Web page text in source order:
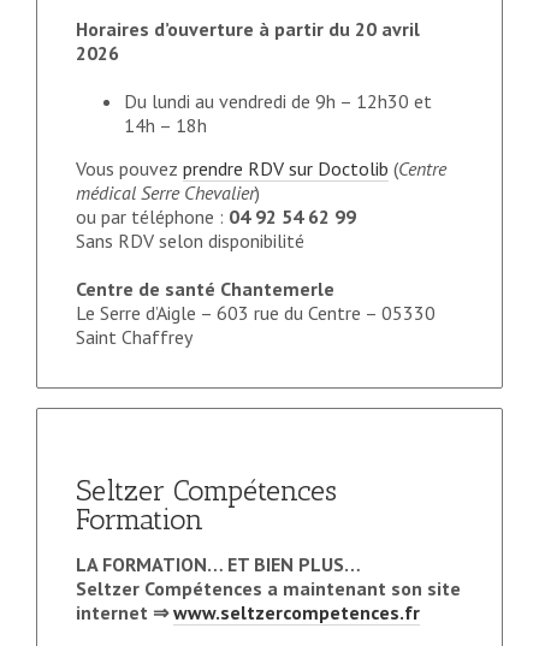
Horaires d’ouverture à partir du 20 avril
2026
Du lundi au vendredi de 9h – 12h30 et
14h – 18h
Vous pouvez prendre RDV sur Doctolib (Centre
médical Serre Chevalier)
ou par téléphone : 04 92 54 62 99
Sans RDV selon disponibilité
Centre de santé Chantemerle
Le Serre d’Aigle – 603 rue du Centre – 05330
Saint Chaffrey
Seltzer Compétences
Formation
LA FORMATION… ET BIEN PLUS…
Seltzer Compétences a maintenant son site
internet ⇒www.seltzercompetences.fr